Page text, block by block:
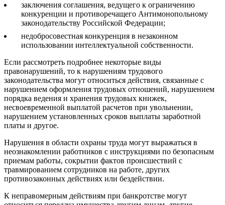
заключения соглашения, ведущего к ограничению
конкуренции и противоречащего Антимонопольному
законодательству Российской Федерации;
недобросовестная конкуренция в незаконном
использовании интеллектуальной собственности.
Если рассмотреть подробнее некоторые виды
правонарушений, то к нарушениям трудового
законодательства могут относиться действия, связанные с
нарушением оформления трудовых отношений, нарушением
порядка ведения и хранения трудовых книжек,
несвоевременной выплатой расчетов при увольнении,
нарушением установленных сроков выплаты заработной
платы и другое.
Нарушения в области охраны труда могут выражаться в
неознакомлении работников с инструкциями по безопасным
приемам работы, сокрытии фактов происшествий с
травмированием сотрудников на работе, других
противозаконных действиях или бездействии.
К неправомерным действиям при банкротстве могут